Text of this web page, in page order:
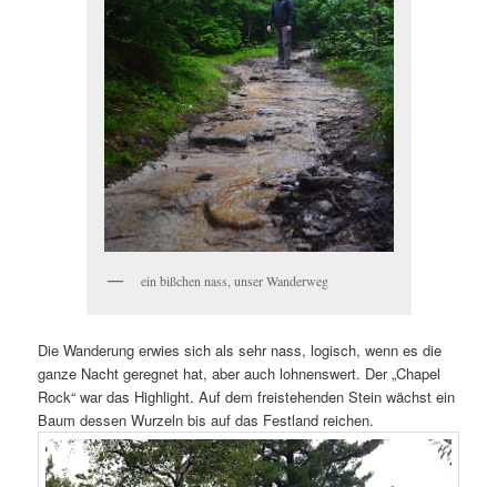
ein bißchen nass, unser Wanderweg
Die Wanderung erwies sich als sehr nass, logisch, wenn es die
ganze Nacht geregnet hat, aber auch lohnenswert. Der „Chapel
Rock“ war das Highlight. Auf dem freistehenden Stein wächst ein
Baum dessen Wurzeln bis auf das Festland reichen.